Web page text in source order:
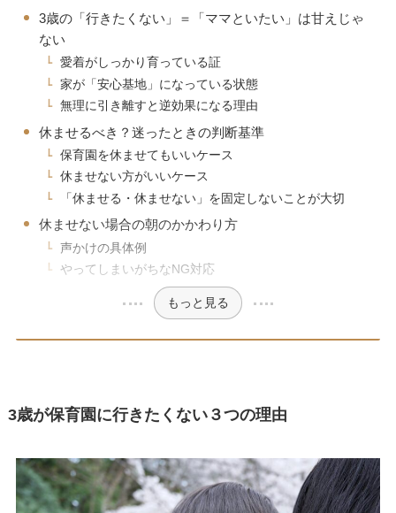
3歳の「行きたくない」＝「ママといたい」は甘えじゃ
ない
愛着がしっかり育っている証
家が「安心基地」になっている状態
無理に引き離すと逆効果になる理由
休ませるべき？迷ったときの判断基準
保育園を休ませてもいいケース
休ませない方がいいケース
「休ませる・休ませない」を固定しないことが大切
休ませない場合の朝のかかわり方
声かけの具体例
やってしまいがちなNG対応
もっと見る
3歳が保育園に行きたくない３つの理由